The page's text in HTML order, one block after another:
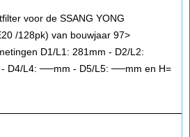
voor de SSANG YONG
/128pk) van bouwjaar 97>
D1/L1: 281mm - D2/L2:
D4/L4: ──mm - D5/L5: ──mm en H=